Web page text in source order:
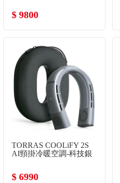
$ 9800
TORRAS COOLiFY 2S
AI頸掛冷暖空調-科技銀
$ 6990